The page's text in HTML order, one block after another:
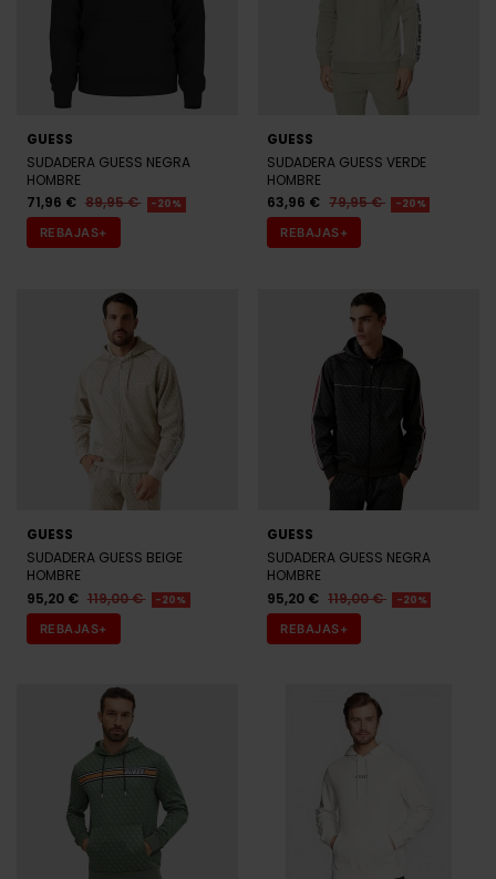
GUESS
SUDADERA GUESS NEGRA
HOMBRE
71,96 € 89,95 € -20%
REBAJAS+
GUESS
SUDADERA GUESS VERDE
HOMBRE
63,96 € 79,95 € -20%
REBAJAS+
GUESS
SUDADERA GUESS BEIGE
HOMBRE
95,20 € 119,00 € -20%
REBAJAS+
GUESS
SUDADERA GUESS NEGRA
HOMBRE
95,20 € 119,00 € -20%
REBAJAS+